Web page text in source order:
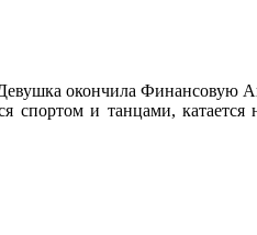
окончила Финансовую
спортом и танцами, катается